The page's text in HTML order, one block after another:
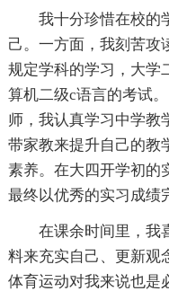
我十分珍惜在校的
己。一方面，我刻苦攻
规定学科的学习，大学
算机二级c语言的考试
师，我认真学习中学教
带家教来提升自己的教
素养。在大四开学初的
最终以优秀的实习成绩
在课余时间里，我
料来充实自己、更新观
体育运动对我来说也是